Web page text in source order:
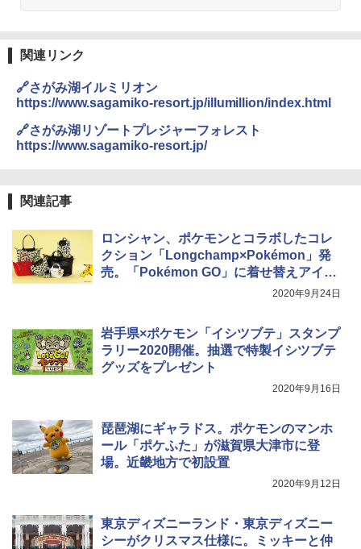
易 トイレテント (ブラック)
ENDLESS BASE 《めざましテレビで紹介》
テント ワンタッチ RENEW 幅200 2-3人用 43
￥5,999
簡単設置 ポップアップテント エクルベージ
ュ(BC仕様) PATC-150B(EB)
￥9,990
広げるだけ パッとサッとテント キューブワ
イドプラス ブラックコーティング フルクロ
ーズ メッシュ 5人用 簡単設置 ポップアップ
テント PATCW-200B エクルベージュ
￥6,999
熊撃退スプレー 熊よけスプレー 熊スプレー
防災用品 長期保存可能 緊急時用 日本国内発
送
￥3,680
通気窓付き】収納袋付き UVカット 防水 防災
コンパクト iimono117 (ブルー)
関連リンク
🔗さがみ湖イルミリオン
https://www.sagamiko-resort.jp/illumillion/index.html
🔗さがみ湖リゾートプレジャーフォレスト
https://www.sagamiko-resort.jp/
関連記事
ロンシャン、ポケモンとコラボしたコレ
クション「Longchamp×Pokémon」発
売。「Pokémon GO」に着せ替えアイテ
2020年9月24日
岩手県×ポケモン「イシツブテ」スタンプ
ラリー2020開催。抽選で特製イシツブテ
グッズをプレゼント
2020年9月16日
琵琶湖にギャラドス。ポケモンのマンホ
ール「ポケふた」が滋賀県大津市に登
場。近畿地方で初設置
2020年9月12日
東京ディズニーランド・東京ディズニー
シーがクリスマス仕様に。ミッキーと仲